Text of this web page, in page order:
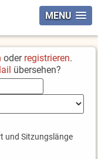
MENU
oder registrieren.
übersehen?
und Sitzungslänge